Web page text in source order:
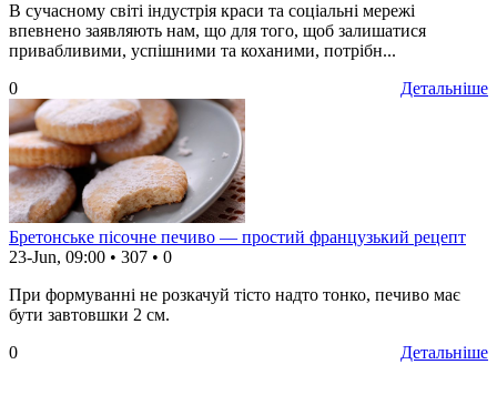
В сучасному світі індустрія краси та соціальні мережі
впевнено заявляють нам, що для того, щоб залишатися
привабливими, успішними та коханими, потрібн...
Детальніше
0
Бретонське пісочне печиво — простий французький рецепт
23-Jun, 09:00 • 307 • 0
При формуванні не розкачуй тісто надто тонко, печиво має
бути завтовшки 2 см.
Детальніше
0